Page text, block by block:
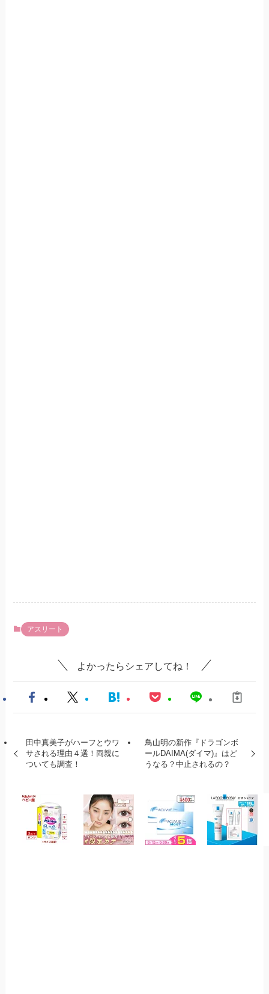
アスリート
よかったらシェアしてね！
田中真美子がハーフとウワ
サされる理由４選！両親に
ついても調査！
鳥山明の新作『ドラゴンボ
ールDAIMA(ダイマ)』はど
うなる？中止されるの？